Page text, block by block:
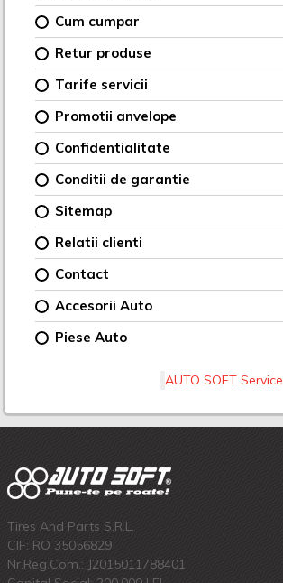
Cum cumpar
Retur produse
Tarife servicii
Promotii anvelope
Confidentialitate
Conditii de garantie
Sitemap
Relatii clienti
Contact
Accesorii Auto
Piese Auto
AUTO SOFT Service
Tires And Parts S.R.L.
CIF: RO 35056829
Nr.Reg.Com.: J2015011788401